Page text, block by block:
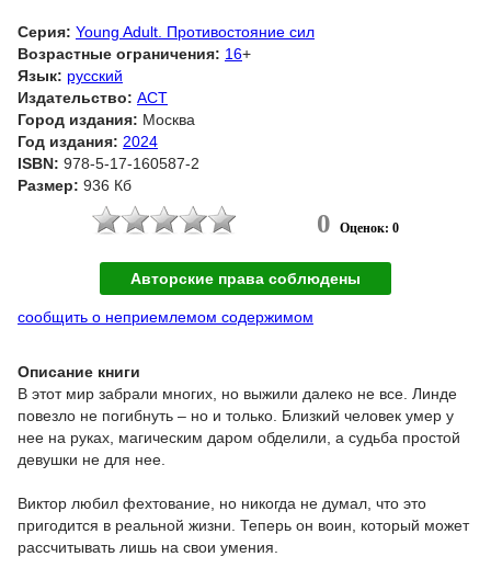
Серия: Young Adult. Противостояние сил
Возрастные ограничения: 16+
Язык: русский
Издательство: АСТ
Город издания: Москва
Год издания: 2024
ISBN: 978-5-17-160587-2
Размер: 936 Кб
0 Оценок: 0
Авторские права соблюдены
сообщить о неприемлемом содержимом
Описание книги
В этот мир забрали многих, но выжили далеко не все. Линде
повезло не погибнуть – но и только. Близкий человек умер у
нее на руках, магическим даром обделили, а судьба простой
девушки не для нее.
Виктор любил фехтование, но никогда не думал, что это
пригодится в реальной жизни. Теперь он воин, который может
рассчитывать лишь на свои умения.